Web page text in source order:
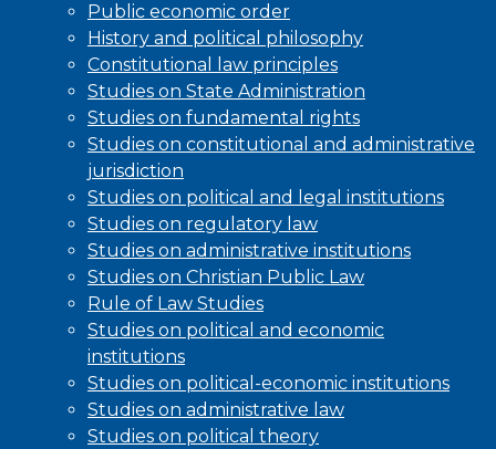
Public economic order
History and political philosophy
Constitutional law principles
Studies on State Administration
Studies on fundamental rights
Studies on constitutional and administrative
jurisdiction
Studies on political and legal institutions
Studies on regulatory law
Studies on administrative institutions
Studies on Christian Public Law
Rule of Law Studies
Studies on political and economic
institutions
Studies on political-economic institutions
Studies on administrative law
Studies on political theory